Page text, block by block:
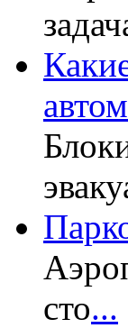
сто...